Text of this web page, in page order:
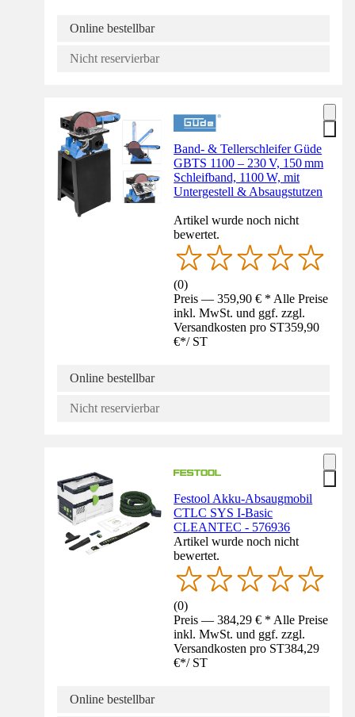
Online bestellbar
Nicht reservierbar
Band- & Tellerschleifer Güde
GBTS 1100 – 230 V, 150 mm
Schleifband, 1100 W, mit
Untergestell & Absaugstutzen
Artikel wurde noch nicht
bewertet.
(0)
Preis — 359,90 € * Alle Preise
inkl. MwSt. und ggf. zzgl.
Versandkosten pro ST359,90
€*/ ST
Online bestellbar
Nicht reservierbar
Festool Akku-Absaugmobil
CTLC SYS I-Basic
CLEANTEC - 576936
Artikel wurde noch nicht
bewertet.
(0)
Preis — 384,29 € * Alle Preise
inkl. MwSt. und ggf. zzgl.
Versandkosten pro ST384,29
€*/ ST
Online bestellbar